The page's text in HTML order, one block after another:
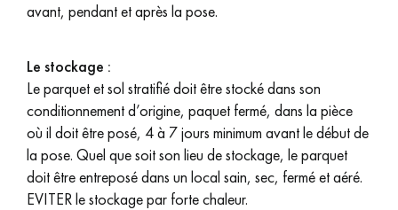
VOUS AVEZ UN PROJET ?
Nos experts sont à votre disposition pour vous guider pas à
pas dans le choix et la pose de votre parquet.
avant, pendant et après la pose.
Le stockage :
Le parquet et sol stratifié doit être stocké dans son
conditionnement d’origine, paquet fermé, dans la pièce
où il doit être posé, 4 à 7 jours minimum avant le début de
la pose. Quel que soit son lieu de stockage, le parquet
doit être entreposé dans un local sain, sec, fermé et aéré.
EVITER le stockage par forte chaleur.